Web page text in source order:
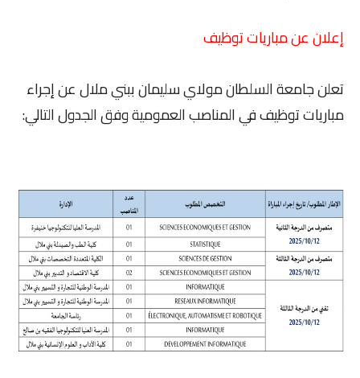
إعلان عن مباريات توظيف
تعلن جامعة السلطان مولاي سليمان ببني ملال عن إجراء
مباريات توظيف في المناصب العمومية وفق الجدول التالي: